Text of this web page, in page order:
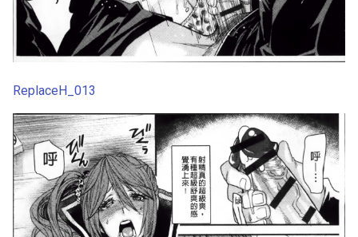
ReplaceH_013